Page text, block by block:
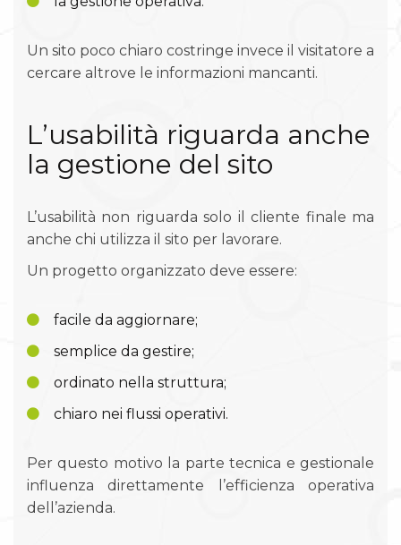
Un sito poco chiaro costringe invece il visitatore a
cercare altrove le informazioni mancanti.
L’usabilità riguarda anche
la gestione del sito
L’usabilità non riguarda solo il cliente finale ma
anche chi utilizza il sito per lavorare.
Un progetto organizzato deve essere:
facile da aggiornare;
semplice da gestire;
ordinato nella struttura;
chiaro nei flussi operativi.
Per questo motivo la parte tecnica e gestionale
influenza direttamente l’efficienza operativa
dell’azienda.